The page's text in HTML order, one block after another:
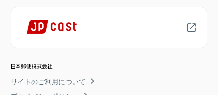
サイトのご利用について